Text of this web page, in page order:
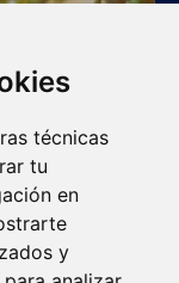
técnicas
tu
en
y